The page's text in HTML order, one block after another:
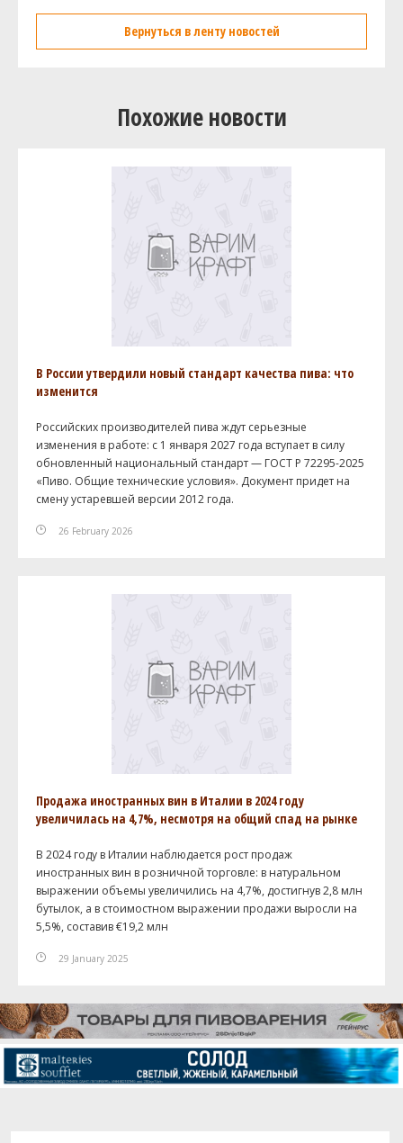
Вернуться в ленту новостей
Похожие новости
В России утвердили новый стандарт качества пива: что
изменится
Российских производителей пива ждут серьезные
изменения в работе: с 1 января 2027 года вступает в силу
обновленный национальный стандарт — ГОСТ Р 72295-2025
«Пиво. Общие технические условия». Документ придет на
смену устаревшей версии 2012 года.
26 February 2026
Продажа иностранных вин в Италии в 2024 году
увеличилась на 4,7%, несмотря на общий спад на рынке
В 2024 году в Италии наблюдается рост продаж
иностранных вин в розничной торговле: в натуральном
выражении объемы увеличились на 4,7%, достигнув 2,8 млн
бутылок, а в стоимостном выражении продажи выросли на
5,5%, составив €19,2 млн
29 January 2025